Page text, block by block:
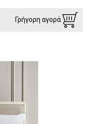
Γρήγορη αγορά